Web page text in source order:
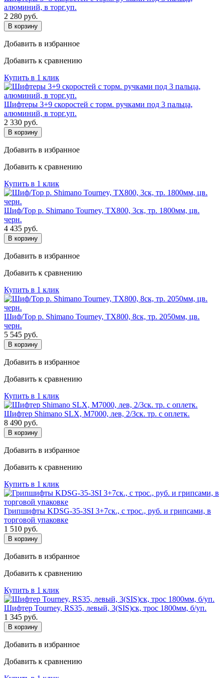
алюминий, в торг.уп.
2 280 руб.
В корзину
Добавить в избранное
Добавить к сравнению
Купить в 1 клик
Шифтеры 3+9 скоростей с торм. ручками под 3 пальца,
алюминий, в торг.уп.
2 330 руб.
В корзину
Добавить в избранное
Добавить к сравнению
Купить в 1 клик
Шиф/Тор р. Shimano Tourney, TX800, 3ск, тр. 1800мм, цв.
черн.
4 435 руб.
В корзину
Добавить в избранное
Добавить к сравнению
Купить в 1 клик
Шиф/Тор р. Shimano Tourney, TX800, 8ск, тр. 2050мм, цв.
черн.
5 545 руб.
В корзину
Добавить в избранное
Добавить к сравнению
Купить в 1 клик
Шифтер Shimano SLX, M7000, лев, 2/3ск. тр. с оплетк.
8 490 руб.
В корзину
Добавить в избранное
Добавить к сравнению
Купить в 1 клик
Грипшифты KDSG-35-3SI 3+7ск., с трос., руб. и грипсами, в
торговой упаковке
1 510 руб.
В корзину
Добавить в избранное
Добавить к сравнению
Купить в 1 клик
Шифтер Tourney, RS35, левый, 3(SIS)ск, трос 1800мм, б/уп.
1 345 руб.
В корзину
Добавить в избранное
Добавить к сравнению